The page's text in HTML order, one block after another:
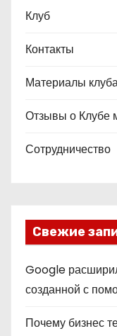
Клуб
Контакты
Материалы
Отзывы о Клубе
Сотрудничество
Свежие
Google
созданной с
Почему бизнес